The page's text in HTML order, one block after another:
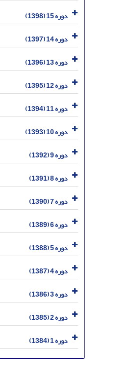
دوره 15 (1398)
دوره 14 (1397)
دوره 13 (1396)
دوره 12 (1395)
دوره 11 (1394)
دوره 10 (1393)
دوره 9 (1392)
دوره 8 (1391)
دوره 7 (1390)
دوره 6 (1389)
دوره 5 (1388)
دوره 4 (1387)
دوره 3 (1386)
دوره 2 (1385)
دوره 1 (1384)